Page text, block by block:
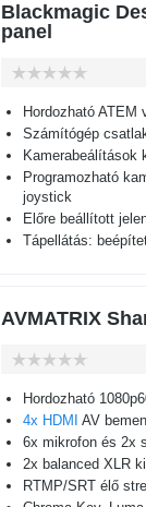
Blackmagic
panel
Hordozható ATEM
Számítógép
Kamerabeálítások
Programozható
joystick
Előre beállított
Tápellátás:
AVMATRIX
Hordozható
4x HDMI AV
6x mikrofon és 2x
2x balanced XLR
RTMP/SRT élő